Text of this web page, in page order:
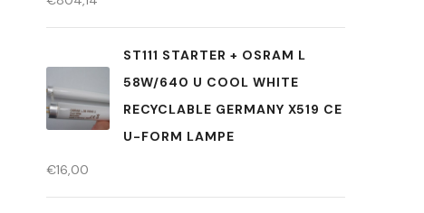
ST111 STARTER + OSRAM L
58W/640 U COOL WHITE
RECYCLABLE GERMANY X519 CE
U-FORM LAMPE
€16,00